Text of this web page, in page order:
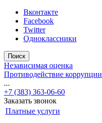
Вконтакте
Facebook
Twitter
Одноклассники
Поиск
Независимая оценка
Противодействие коррупции
...
+7 (383) 363-06-60
Заказать звонок
Платные услуги